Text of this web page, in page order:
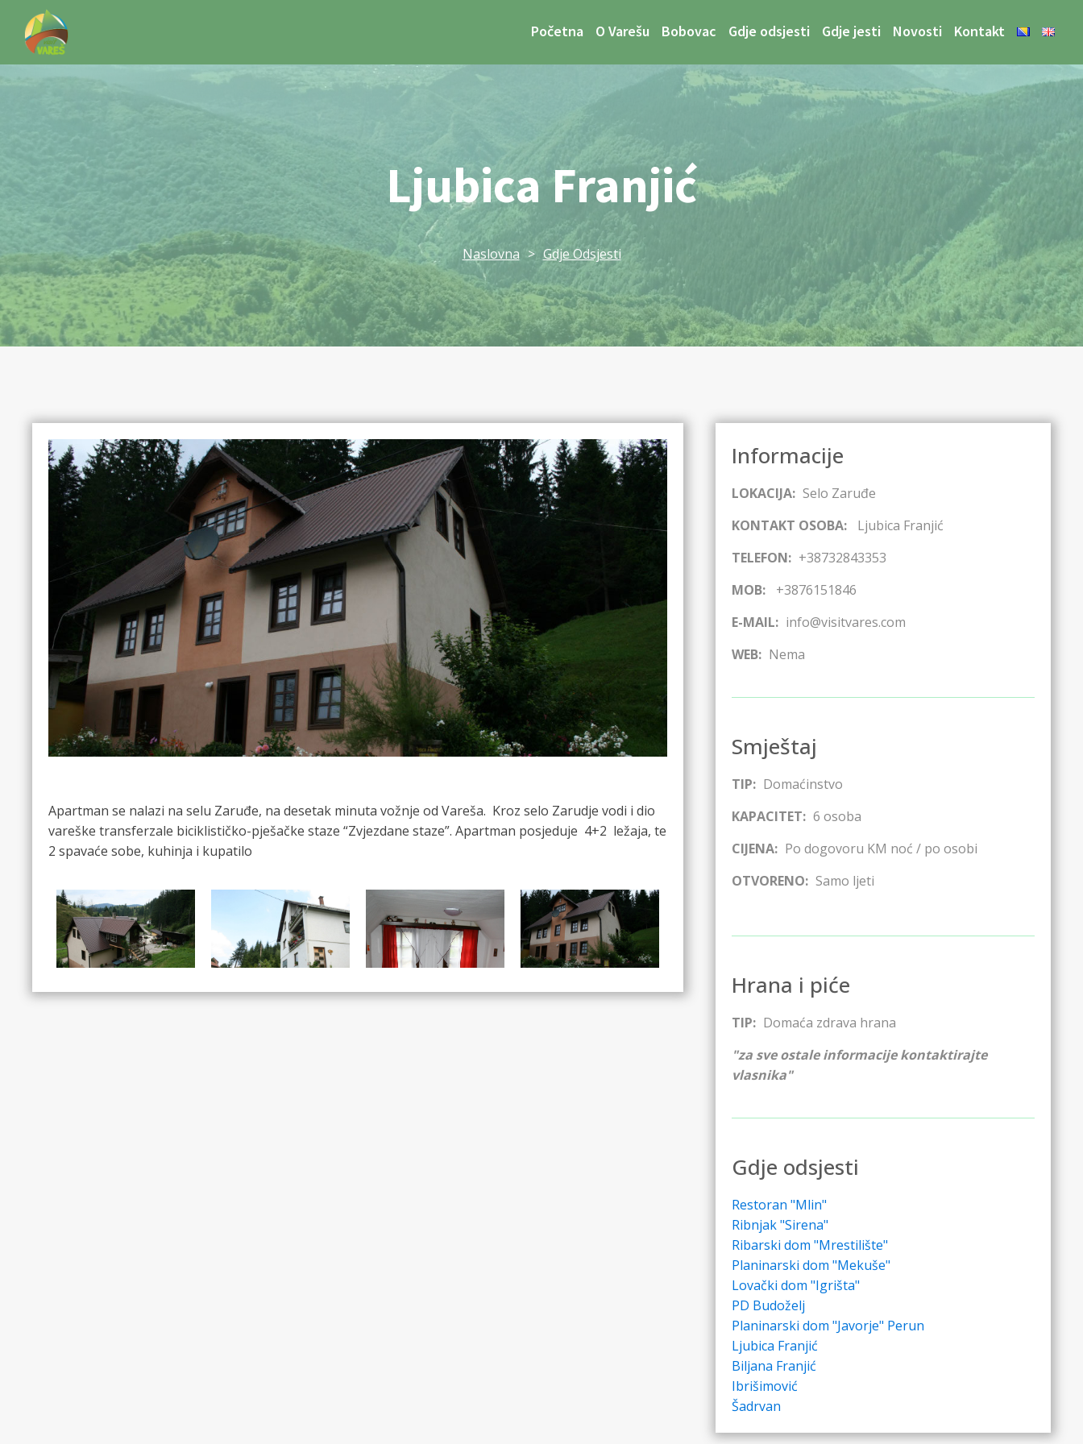
Početna O Varešu Bobovac Gdje odsjesti Gdje jesti Novosti Kontakt
Ljubica Franjić
Naslovna > Gdje Odsjesti
Apartman se nalazi na selu Zaruđe, na desetak minuta vožnje od Vareša. Kroz selo Zarudje vodi i dio
vareške transferzale biciklističko-pješačke staze “Zvjezdane staze”. Apartman posjeduje 4+2 ležaja, te
2 spavaće sobe, kuhinja i kupatilo
Informacije
LOKACIJA: Selo Zaruđe
KONTAKT OSOBA:
Ljubica Franjić
TELEFON: +38732843353
MOB:
+3876151846
E-MAIL: info@visitvares.com
WEB: Nema
Smještaj
TIP: Domaćinstvo
KAPACITET: 6 osoba
CIJENA: Po dogovoru KM noć / po osobi
OTVORENO: Samo ljeti
Hrana i piće
TIP: Domaća zdrava hrana
"za sve ostale informacije kontaktirajte
vlasnika"
Gdje odsjesti
Restoran "Mlin"
Ribnjak "Sirena"
Ribarski dom "Mrestilište"
Planinarski dom "Mekuše"
Lovački dom "Igrišta"
PD Budoželj
Planinarski dom "Javorje" Perun
Ljubica Franjić
Biljana Franjić
Ibrišimović
Šadrvan